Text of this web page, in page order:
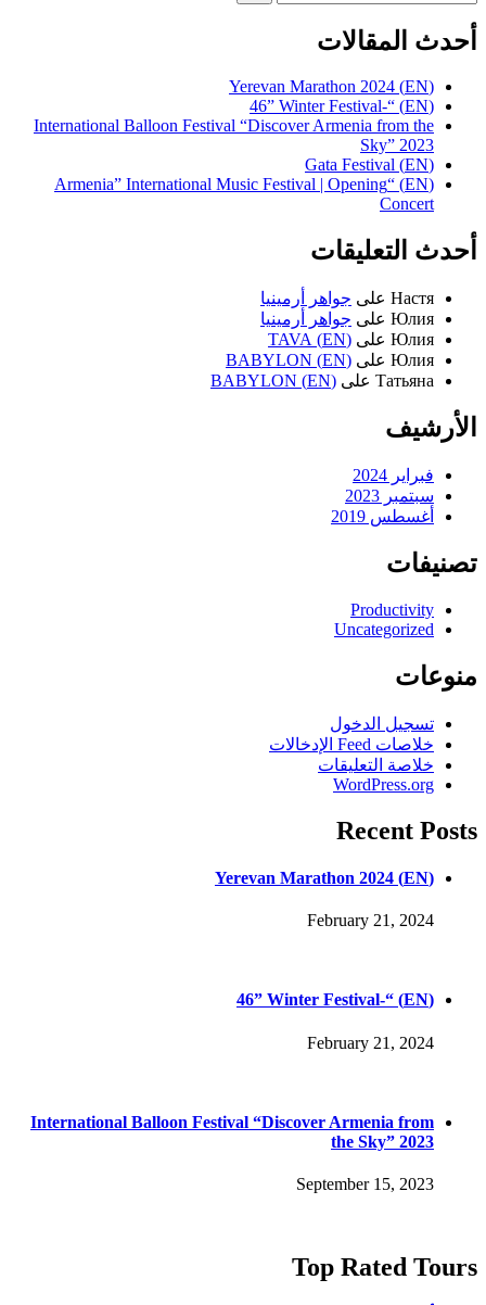
for:
أحدث المقالات
(EN) Yerevan Marathon 2024
(EN) “-46” Winter Festival
International Balloon Festival “Discover Armenia from the
Sky” 2023
(EN) Gata Festival
(EN) “Armenia” International Music Festival | Opening
Concert
أحدث التعليقات
Настя على جواهر أرمينيا
Юлия على جواهر أرمينيا
Юлия على (EN) TAVA
Юлия على (EN) BABYLON
Татьяна على (EN) BABYLON
الأرشيف
فبراير 2024
سبتمبر 2023
أغسطس 2019
تصنيفات
Productivity
Uncategorized
منوعات
تسجيل الدخول
خلاصات Feed الإدخالات
خلاصة التعليقات
WordPress.org
Recent Posts
(EN) Yerevan Marathon 2024
February 21, 2024
(EN) “-46” Winter Festival
February 21, 2024
International Balloon Festival “Discover Armenia from
the Sky” 2023
September 15, 2023
Top Rated Tours